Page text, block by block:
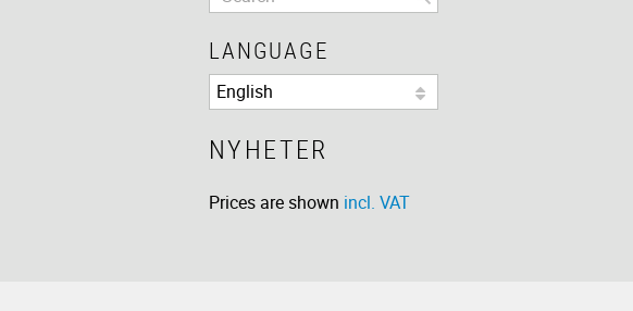
LANGUAGE
NYHETER
Prices are shown incl. VAT